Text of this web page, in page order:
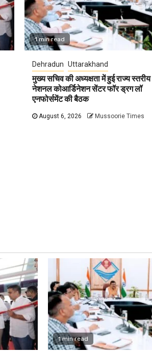
1 min read
Dehradun Uttarakhand
मुख्य सचिव की अध्यक्षता में हुई राज्य स्तरीय
नेशनल कोआर्डिनेशन सेंटर फॉर ड्रग लॉ
एनफोर्समेंट की बैठक
August 6, 2026 Mussoorie Times
1 min read